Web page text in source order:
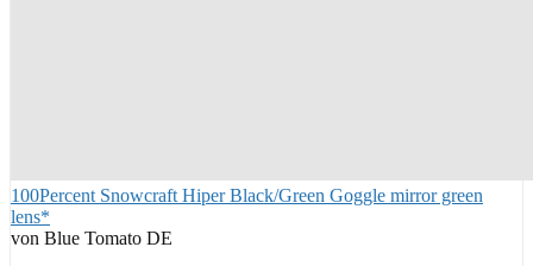
100Percent Snowcraft Hiper Black/Green Goggle mirror green
lens*
von Blue Tomato DE